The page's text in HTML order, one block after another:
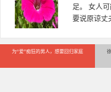
多年，对婚
千小时，积
为“爱”痴狂的男人，想要回归家庭